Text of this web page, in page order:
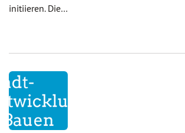
initiieren. Die…